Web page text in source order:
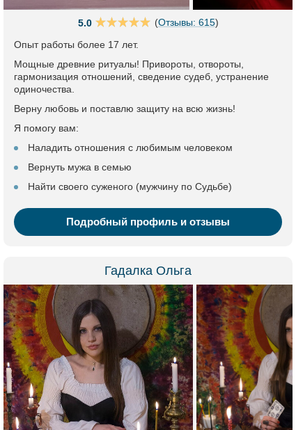
5.0 (Отзывы: 615)
Опыт работы более 17 лет.
Мощные древние ритуалы! Привороты, отвороты,
гармонизация отношений, сведение судеб, устранение
одиночества.
Верну любовь и поставлю защиту на всю жизнь!
Я помогу вам:
Наладить отношения с любимым человеком
Вернуть мужа в семью
Найти своего суженого (мужчину по Судьбе)
Подробный профиль и отзывы
Гадалка Ольга